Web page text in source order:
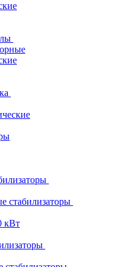
стабилизаторы
кВт